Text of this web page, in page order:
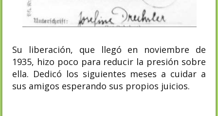
Su liberación, que llegó en noviembre de
1935, hizo poco para reducir la presión sobre
ella. Dedicó los siguientes meses a cuidar a
sus amigos esperando sus propios juicios.